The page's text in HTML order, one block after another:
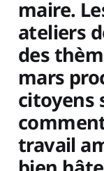
maire.
ateliers
des
mars
citoyens
travail